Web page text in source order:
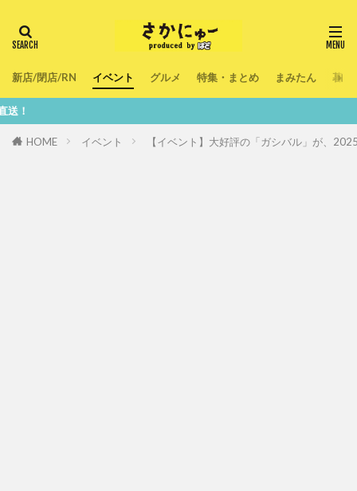
新店/閉店/RN イベント グルメ 特集・まとめ まみたん 暮ら
HOME イベント 【イベント】大好評の「ガシバル」が、